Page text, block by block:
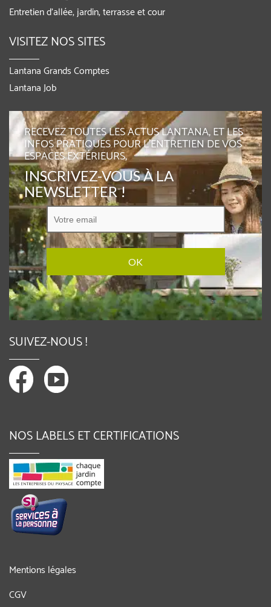
Entretien d’allée, jardin, terrasse et cour
VISITEZ NOS SITES
Lantana Grands Comptes
Lantana Job
RECEVEZ TOUTES LES ACTUS LANTANA, ET LES
INFOS PRATIQUES POUR L'ENTRETIEN DE VOS
ESPACES EXTÉRIEURS,
INSCRIVEZ-VOUS À LA
NEWSLETTER !
SUIVEZ-NOUS !
NOS LABELS ET CERTIFICATIONS
Mentions légales
CGV